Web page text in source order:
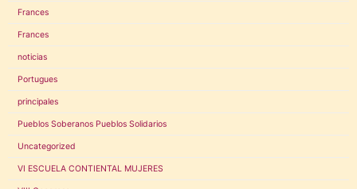
Frances
Frances
noticias
Portugues
principales
Pueblos Soberanos Pueblos Solidarios
Uncategorized
VI ESCUELA CONTIENTAL MUJERES